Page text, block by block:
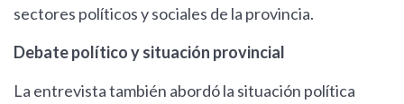
sectores políticos y sociales de la provincia.
Debate político y situación provincial
La entrevista también abordó la situación política